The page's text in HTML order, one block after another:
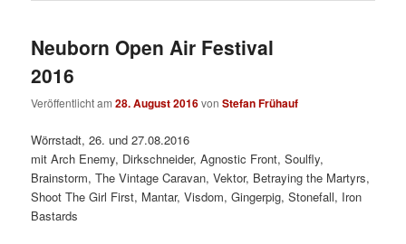
Neuborn Open Air Festival
2016
Veröffentlicht am28. August 2016vonStefan Frühauf
Wörrstadt, 26. und 27.08.2016
mit Arch Enemy, Dirkschneider, Agnostic Front, Soulfly,
Brainstorm, The Vintage Caravan, Vektor, Betraying the Martyrs,
Shoot The Girl First, Mantar, Visdom, Gingerpig, Stonefall, Iron
Bastards